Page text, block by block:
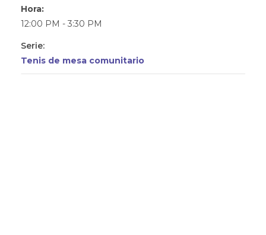
Hora:
12:00 PM - 3:30 PM
Serie:
Tenis de mesa comunitario